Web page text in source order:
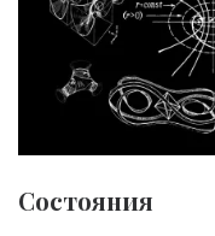
Состояния